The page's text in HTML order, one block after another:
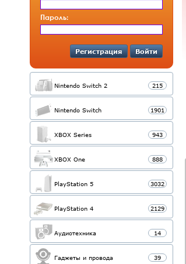
Пароль:
Регистрация Войти
Nintendo Switch 2 215
Nintendo Switch 1901
XBOX Series 943
XBOX One 888
PlayStation 5 3032
PlayStation 4 2129
Аудиотехника 14
Гаджеты и провода 39